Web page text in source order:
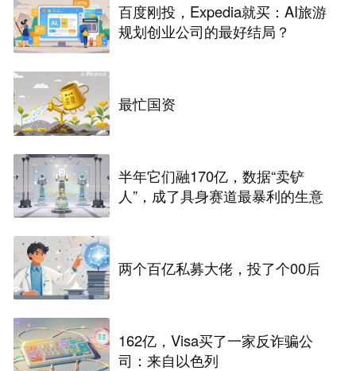
百度刚投，Expedia就买：AI旅游
规划创业公司的最好结局？
最忙国资
半年它们融170亿，数据“卖铲
人”，成了具身赛道最暴利的生意
两个百亿私募大佬，投了个00后
162亿，Visa买了一家反诈骗公
司：来自以色列